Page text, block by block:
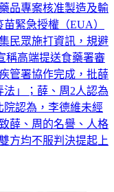
品專案核准製造及輸
緊急授權（EUA）
民眾施打資訊，規避
稱高端提送食藥署審
管署協作完成，批薛
」；薛、周2人認為
院認為，李德維未經
薛、周的名譽、人格
方均不服判決提起上